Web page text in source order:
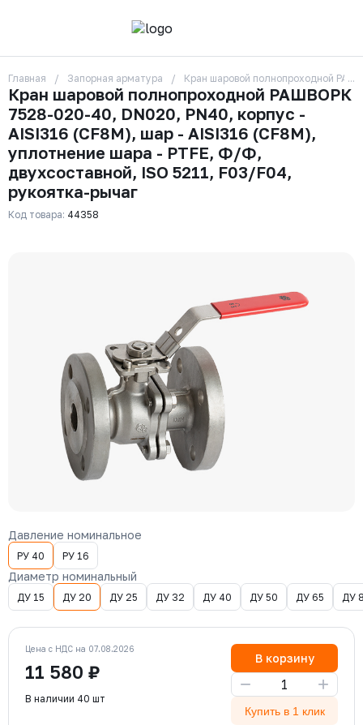
О компании
Контакты
Бренды
Отзывы
Сотрудники
Вакансии
Доставка
Оплата
Вопрос-ответ
zakaz325@ks-rus.com
Email для связи
Одинцово, Внуковская 9, пав. 31
Пункт выдачи заказов
Главная Запорная арматура Кран шаровой полнопроходной
Кран шаровой полнопроходной РАШВОРК
7528-020-40, DN020, PN40, корпус -
AISI316 (CF8М), шар - AISI316 (CF8М),
уплотнение шара - PTFE, Ф/Ф,
двухсоставной, ISO 5211, F03/F04,
рукоятка-рычаг
Код товара: 44358
Давление номинальное
РУ 40 РУ 16
Диаметр номинальный
ДУ 15 ДУ 20 ДУ 25 ДУ 32 ДУ 40 ДУ 50 ДУ 65 ДУ
Цена с НДС на 07.08.2026
11 580 ₽
В наличии 40 шт
В корзину
− +
Купить в 1 клик